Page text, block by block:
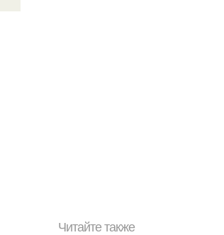
Читайте также